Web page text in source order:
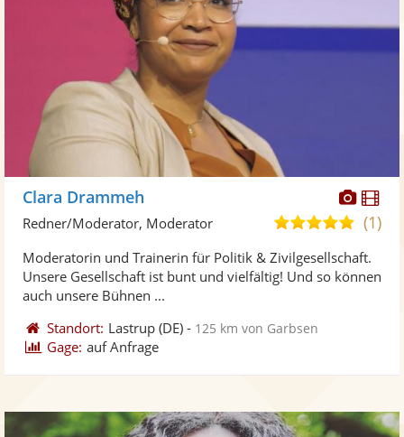
Fotos
Clara Drammeh
5,0
5
(1)
Redner/Moderator, Moderator
Moderatorin und Trainerin für Politik & Zivilgesellschaft.
Unsere Gesellschaft ist bunt und vielfältig! Und so können
auch unsere Bühnen ...
Standort: Lastrup (DE) - 125 km von Garbsen
Gage: auf Anfrage